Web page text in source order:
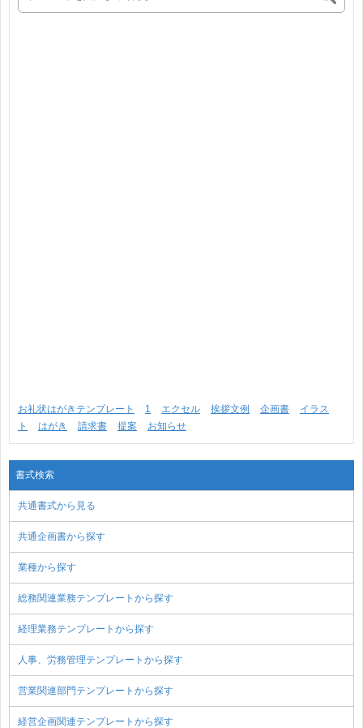
お礼状はがきテンプレート 1 エクセル 挨拶文例 企画書
イラス
ト
はがき 請求書 提案 お知らせ
書式検索
共通書式から見る
共通企画書から探す
業種から探す
総務関連業務テンプレートから探す
経理業務テンプレートから探す
人事、労務管理テンプレートから探す
営業関連部門テンプレートから探す
経営企画関連テンプレートから探す